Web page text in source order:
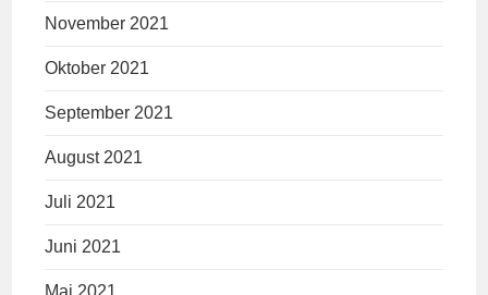
November 2021
Oktober 2021
September 2021
August 2021
Juli 2021
Juni 2021